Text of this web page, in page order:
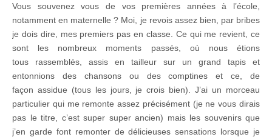
Vous souvenez vous de vos premières années à l’école,
notamment en maternelle ? Moi, je revois assez bien, par bribes
je dois dire, mes premiers pas en classe. Ce qui me revient, ce
sont les nombreux moments passés, où nous étions
tous rassemblés, assis en tailleur sur un grand tapis et
entonnions des chansons ou des comptines et ce, de
façon assidue (tous les jours, je crois bien). J’ai un morceau
particulier qui me remonte assez précisément (je ne vous dirais
pas le titre, c’est super super ancien) mais les souvenirs que
j’en garde font remonter de délicieuses sensations lorsque je